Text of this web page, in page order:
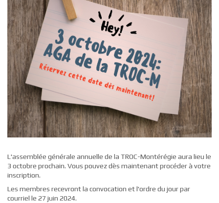
L'assemblée générale annuelle de la TROC-Montérégie aura lieu le
3 octobre prochain. Vous pouvez dès maintenant procéder à votre
inscription.
Les membres recevront la convocation et l'ordre du jour par
courriel le 27 juin 2024.